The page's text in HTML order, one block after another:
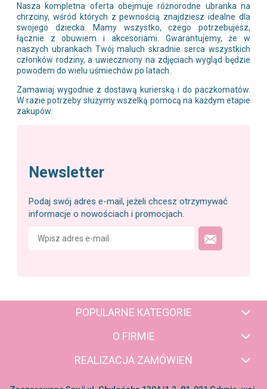
Nasza kompletna oferta obejmuje różnorodne ubranka na
chrzciny, wśród których z pewnością znajdziesz idealne dla
swojego dziecka. Mamy wszystko, czego potrzebujesz,
łącznie z obuwiem i akcesoriami. Gwarantujemy, że w
naszych ubrankach Twój maluch skradnie serca wszystkich
członków rodziny, a uwieczniony na zdjęciach wygląd będzie
powodem do wielu uśmiechów po latach.
Zamawiaj wygodnie z dostawą kurierską i do paczkomatów.
W razie potrzeby służymy wszelką pomocą na każdym etapie
zakupów.
Newsletter
Podaj swój adres e-mail, jeżeli chcesz otrzymywać
informacje o nowościach i promocjach.
POPULARNE KATEGORIE
O FIRMIE
REALIZACJA ZAMÓWIEŃ